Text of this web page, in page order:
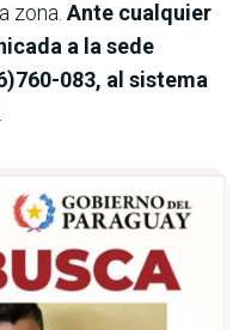
zona. Ante cualquier
a la sede
083, al sistema